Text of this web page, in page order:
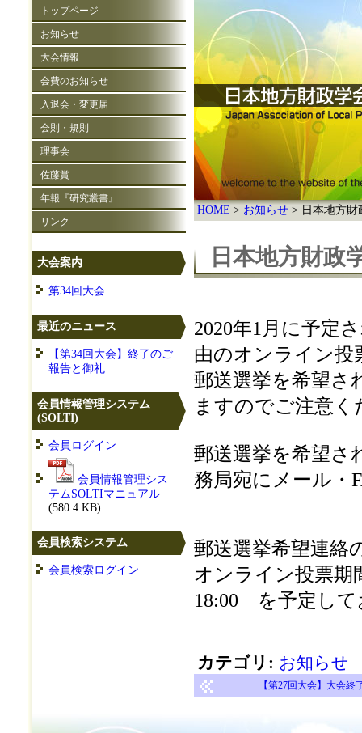
HOME お知らせ 日本地方
日本地方財政
2020年1月に予定
由のオンライン投
郵送選挙を希望さ
ますのでご注意く
郵送選挙を希望さ
務局宛にメール・
郵送選挙希望連絡
オンライン投票期
18:00 を予定して
カテゴリ : お知らせ
【第27回大会】大会終
トップページ
お知らせ
大会情報
会費のお知らせ
入退会・変更届
会則・規則
理事会
佐藤賞
年報『研究叢書』
リンク
大会案内
第34回大会
最近のニュース
【第34回大会】終了のご
報告と御礼
会員情報管理システム
(SOLTI)
会員ログイン
会員情報管理シス
テムSOLTIマニュアル
(580.4 KB)
会員検索システム
会員検索ログイン